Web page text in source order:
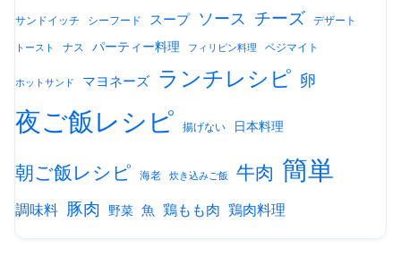
サンドイッチ シーフード スープ ソース チーズ デザート
トースト ナス パーティー料理 フィリピン料理 ベジマイト
ホットサンド マヨネーズ ランチレシピ 卵
夜ご飯レシピ 揚げない 日本料理
朝ご飯レシピ 海老 炊き込みご飯 牛肉 簡単
調味料 豚肉 野菜 魚 鶏もも肉 鶏肉料理